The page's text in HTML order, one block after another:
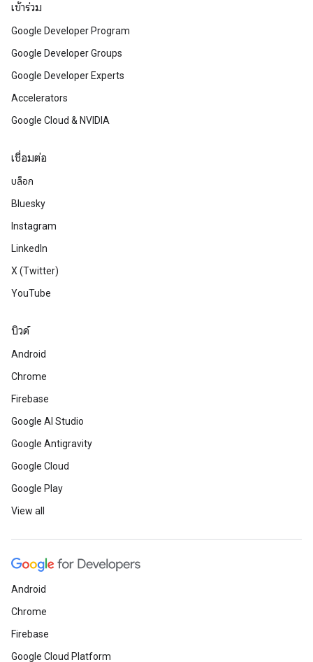
เข้าร่วม
Google Developer Program
Google Developer Groups
Google Developer Experts
Accelerators
Google Cloud & NVIDIA
เชื่อมต่อ
บล็อก
Bluesky
Instagram
LinkedIn
X (Twitter)
YouTube
บิวด์
Android
Chrome
Firebase
Google AI Studio
Google Antigravity
Google Cloud
Google Play
View all
Android
Chrome
Firebase
Google Cloud Platform